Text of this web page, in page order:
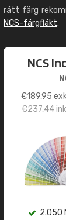
rätt färg
NCS-färgfläkt.
NCS
€189,95
€237,44
2.050